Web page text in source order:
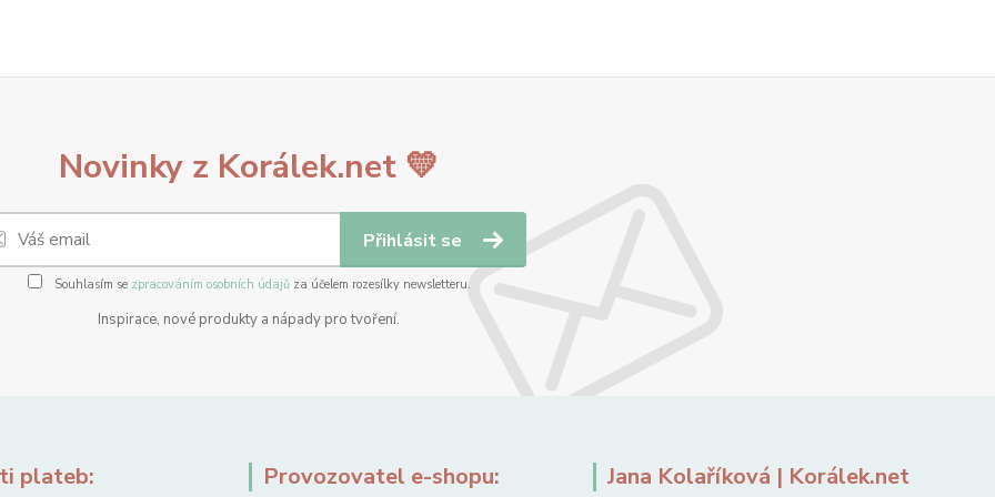
Novinky z Korálek.net 💛
Přihlásit se
Souhlasím se zpracováním osobních údajůza účelem rozesílky newsletteru.
Inspirace, nové produkty a nápady pro tvoření.
plateb: Provozovatel e-shopu: Jana Kolaříková | Korálek.net